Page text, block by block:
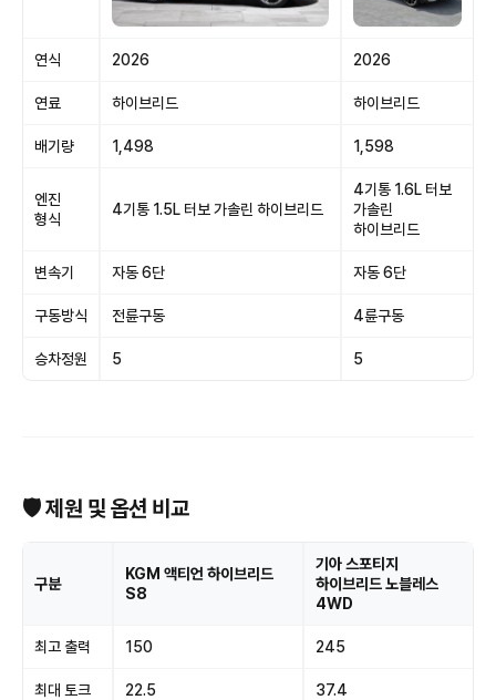
연식 2026 2026
연료 하이브리드 하이브리드
배기량 1,498 1,598
엔진
형식
4기통 1.5L 터보 가솔린 하이브리드
4기통 1.6L 터보
가솔린
하이브리드
변속기 자동 6단 자동 6단
구동방식 전륜구동 4륜구동
승차정원 5 5
🛡 제원 및 옵션 비교
구분
KGM 액티언 하이브리드
S8
기아 스포티지
하이브리드 노블레스
4WD
최고 출력 150 245
최대 토크 22.5 37.4